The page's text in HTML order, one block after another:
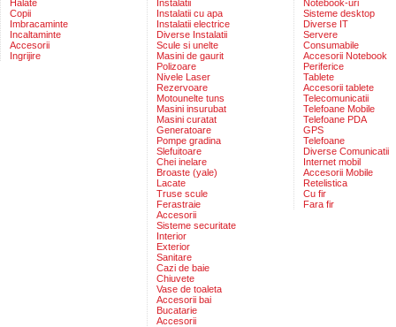
Halate
Copii
Imbracaminte
Incaltaminte
Accesorii
Ingrijire
Instalatii
Instalatii cu apa
Instalatii electrice
Diverse Instalatii
Scule si unelte
Masini de gaurit
Polizoare
Nivele Laser
Rezervoare
Motounelte tuns
Masini insurubat
Masini curatat
Generatoare
Pompe gradina
Slefuitoare
Chei inelare
Broaste (yale)
Lacate
Truse scule
Ferastraie
Accesorii
Sisteme securitate
Interior
Exterior
Sanitare
Cazi de baie
Chiuvete
Vase de toaleta
Accesorii bai
Bucatarie
Accesorii
Notebook-uri
Sisteme desktop
Diverse IT
Servere
Consumabile
Accesorii Notebook
Periferice
Tablete
Accesorii tablete
Telecomunicatii
Telefoane Mobile
Telefoane PDA
GPS
Telefoane
Diverse Comunicatii
Internet mobil
Accesorii Mobile
Retelistica
Cu fir
Fara fir